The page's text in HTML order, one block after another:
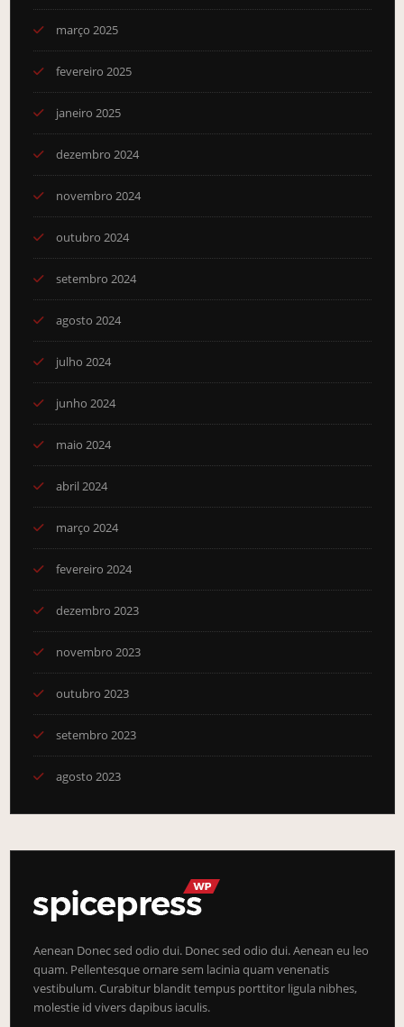
março 2025
fevereiro 2025
janeiro 2025
dezembro 2024
novembro 2024
outubro 2024
setembro 2024
agosto 2024
julho 2024
junho 2024
maio 2024
abril 2024
março 2024
fevereiro 2024
dezembro 2023
novembro 2023
outubro 2023
setembro 2023
agosto 2023
Aenean Donec sed odio dui. Donec sed odio dui. Aenean eu leo
quam. Pellentesque ornare sem lacinia quam venenatis
vestibulum. Curabitur blandit tempus porttitor ligula nibhes,
molestie id vivers dapibus iaculis.